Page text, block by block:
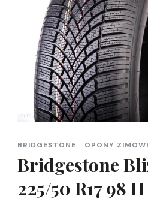
BRIDGESTONE OPONY
Bridgestone
225/50 R17 98